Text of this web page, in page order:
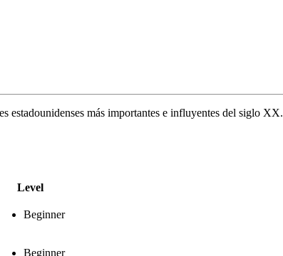
estadounidenses más importantes e influyentes del siglo XX.
Level
Beginner
Beginner